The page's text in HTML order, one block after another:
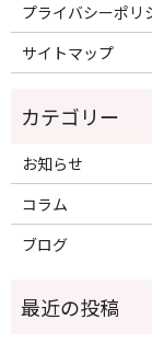
プライバシーポリ
サイトマップ
お知らせ
コラム
ブログ